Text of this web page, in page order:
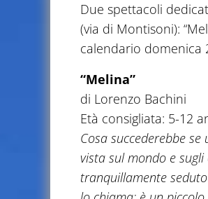
Due spettacoli
(via di Montisoni):
calendario domenica
“Melina”
di Lorenzo Bachini
Età consigliata: 5-12
Cosa succederebbe
vista sul mondo e
tranquillamente